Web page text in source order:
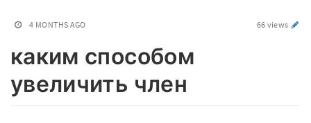
4 MONTHS AGO 66 views
каким способом
увеличить член